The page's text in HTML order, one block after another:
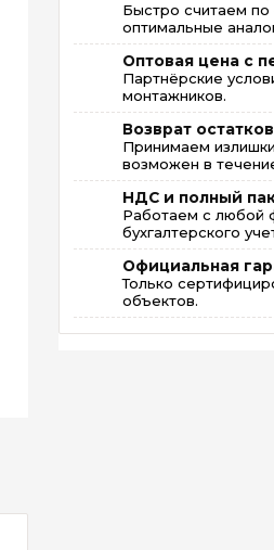
Быстро считаем
оптимальные
Оптовая цена с
Партнёрские
монтажников.
Возврат
Принимаем
возможен в
НДС и полный
Работаем с любой
бухгалтерского
Официальная
Только
объектов.